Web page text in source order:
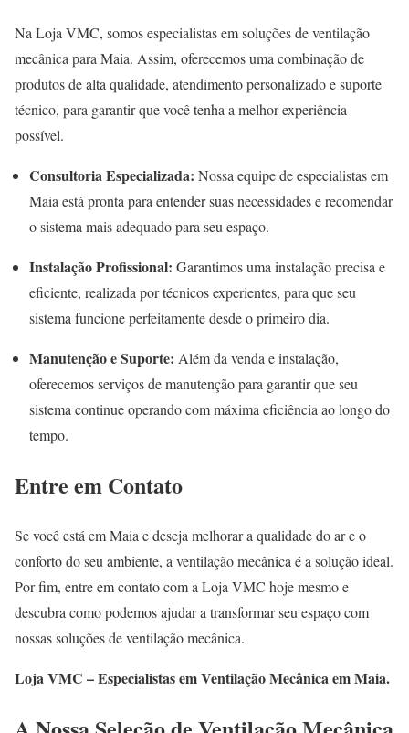
Na Loja VMC, somos especialistas em soluções de ventilação
mecânica para Maia. Assim, oferecemos uma combinação de
produtos de alta qualidade, atendimento personalizado e suporte
técnico, para garantir que você tenha a melhor experiência
possível.
Consultoria Especializada: Nossa equipe de especialistas em
Maia está pronta para entender suas necessidades e recomendar
o sistema mais adequado para seu espaço.
Instalação Profissional: Garantimos uma instalação precisa e
eficiente, realizada por técnicos experientes, para que seu
sistema funcione perfeitamente desde o primeiro dia.
Manutenção e Suporte: Além da venda e instalação,
oferecemos serviços de manutenção para garantir que seu
sistema continue operando com máxima eficiência ao longo do
tempo.
Entre em Contato
Se você está em Maia e deseja melhorar a qualidade do ar e o
conforto do seu ambiente, a ventilação mecânica é a solução ideal.
Por fim, entre em contato com a Loja VMC hoje mesmo e
descubra como podemos ajudar a transformar seu espaço com
nossas soluções de ventilação mecânica.
Loja VMC – Especialistas em Ventilação Mecânica em Maia.